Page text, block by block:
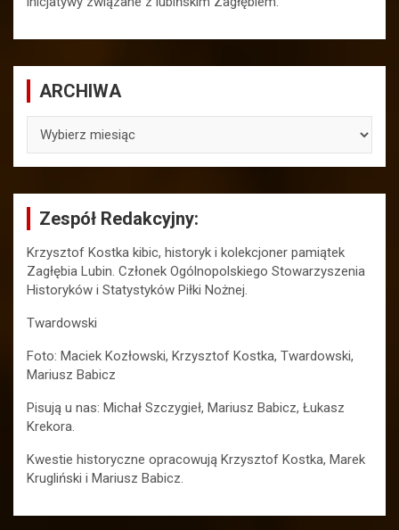
ARCHIWA
Zespół Redakcyjny:
Krzysztof Kostka kibic, historyk i kolekcjoner pamiątek
Zagłębia Lubin. Członek Ogólnopolskiego Stowarzyszenia
Historyków i Statystyków Piłki Nożnej.
Twardowski
Foto: Maciek Kozłowski, Krzysztof Kostka, Twardowski,
Mariusz Babicz
Pisują u nas: Michał Szczygieł, Mariusz Babicz, Łukasz
Krekora.
Kwestie historyczne opracowują Krzysztof Kostka, Marek
Krugliński i Mariusz Babicz.